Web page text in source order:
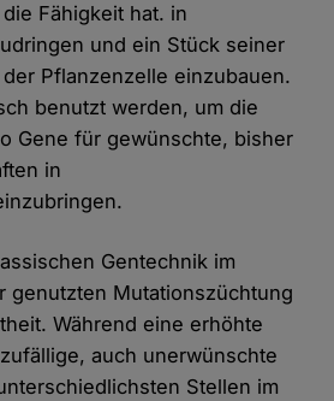
Fähigkeit hat. in
und ein Stück seiner
Pflanzenzelle einzubauen.
benutzt werden, um die
Gene für gewünschte, bisher
in
Gentechnik im
genutzten Mutationszüchtung
Während eine erhöhte
auch unerwünschte
Stellen im